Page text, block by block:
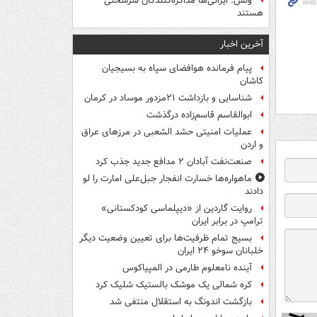
هستند
آخرین اخبار
پیام فرمانده هوافضای سپاه به بسیجیان
کاشان
شناسایی و بازداشت ۲۱مزدور موساد در کرمان
ابوالقاسم قاسم‌زاده درگذشت
عملیات امنیتی حشد الشعبی در مرزهای عراق
و اردن
صنعت‌نفت آبادان ۲ مدافع جدید جذب کرد
ماهواره‌ها خسارت انفجار جبل‌علی امارت را لو
دادند
روایت گاردین از «دیپلماسی کودکستانی»
ترامپ در برابر ایران
بسیج تمام ظرفیت‌ها برای تعیین وضعیت دیگر
خلبانان سوخو ۲۴ ایران
آینده نامعلوم طارمی در المپیاکوس
کره شمالی یک موشک بالستیک شلیک کرد
بازگشت اندونگ به استقلال منتفی شد